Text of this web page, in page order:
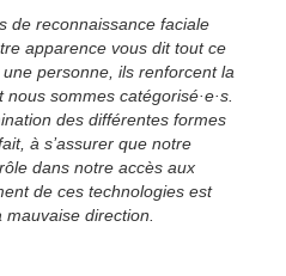
de reconnaissance faciale
apparence vous dit tout ce
personne, ils renforcent la
sommes catégorisé·e·s.
des différentes formes
à s’assurer que notre
dans notre accès aux
de ces technologies est
direction.